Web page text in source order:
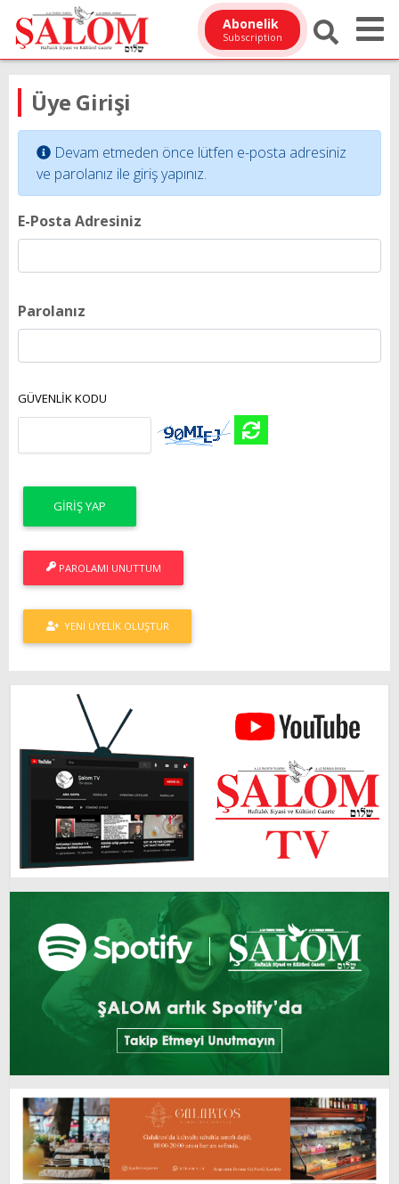
Abonelik
Subscription
Üye Girişi
Devam etmeden önce lütfen e-posta adresiniz
ve parolanız ile giriş yapınız.
E-Posta Adresiniz
Parolanız
GÜVENLİK KODU
PAROLAMI UNUTTUM
YENI ÜYELIK OLUŞTUR